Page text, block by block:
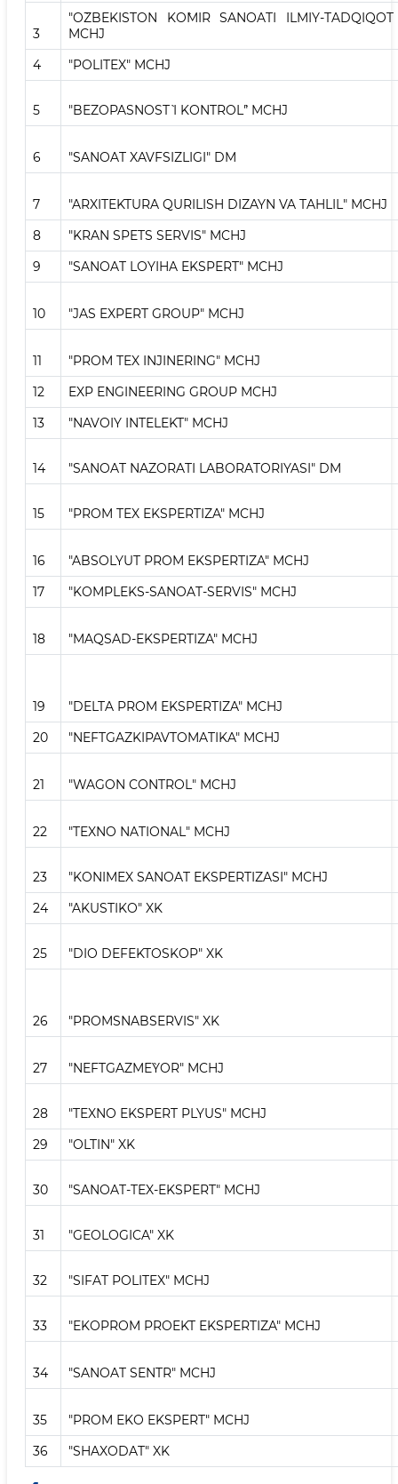
3
"O`ZBEKISTON KO`MIR SANOATI ILMIY-
MCHJ
4
"POLITEX" MCHJ
5 "BEZOPASNOST` I KONTROL`" MCHJ
6 "SANOAT XAVFSIZLIGI" DM
7
"ARXITEKTURA QURILISH DIZAYN VA TAHLIL" MCHJ
8
"KRAN SPETS SERVIS" MCHJ
9
"SANOAT LOYIHA EKSPERT" MCHJ
10 "JAS EXPERT GROUP" MCHJ
11
"PROM TEX INJINERING" MCHJ
12
EXP ENGINEERING GROUP MCHJ
13
"NAVOIY INTELEKT" MCHJ
14 "SANOAT NAZORATI LABORATORIYASI" DM
15 "PROM TEX EKSPERTIZA" MCHJ
16
"ABSOLYUT PROM EKSPERTIZA" MCHJ
17
"KOMPLEKS-SANOAT-SERVIS" MCHJ
18 "MAQSAD-EKSPERTIZA" MCHJ
19
"DELTA PROM EKSPERTIZA" MCHJ
20
"NEFTGAZKIPAVTOMATIKA" MCHJ
21 "WAGON CONTROL" MCHJ
22 "TEXNO NATIONAL" MCHJ
23
"KONIMEX SANOAT EKSPERTIZASI" MCHJ
24
"AKUSTIKO" XK
25 "DIO DEFEKTOSKOP" XK
26 "PROMSNABSERVIS" XK
27 "NEFTGAZME`YOR" MCHJ
28
"TEXNO EKSPERT PLYUS" MCHJ
29
"OLTIN" XK
30 "SANOAT-TEX-EKSPERT" MCHJ
31 "GEOLOGICA" XK
32 "SIFAT POLITEX" MCHJ
33 "EKOPROM PROEKT EKSPERTIZA" MCHJ
34 "SANOAT SENTR" MCHJ
35
"PROM EKO EKSPERT" MCHJ
36
"SHAXODAT" XK